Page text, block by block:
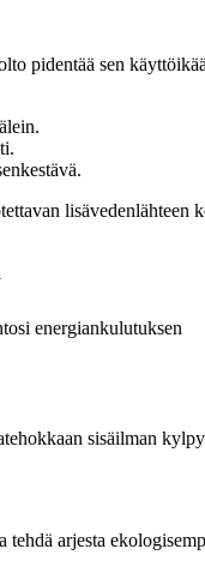
pidentää sen
lisävedenlähteen
energiankulutuksen
sisäilman
arjesta